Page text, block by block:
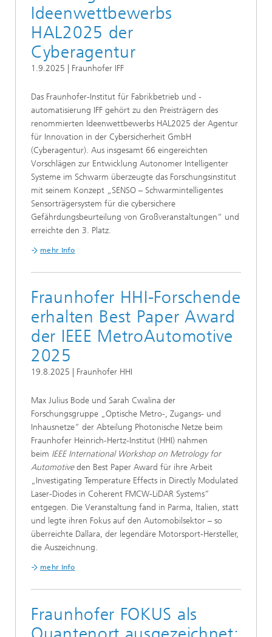
Ideenwettbewerbs
HAL2025 der
Cyberagentur
1.9.2025 | Fraunhofer IFF
Das Fraunhofer-Institut für Fabrikbetrieb und -
automatisierung IFF gehört zu den Preisträgern des
renommierten Ideenwettbewerbs HAL2025 der Agentur
für Innovation in der Cybersicherheit GmbH
(Cyberagentur). Aus insgesamt 66 eingereichten
Vorschlägen zur Entwicklung Autonomer Intelligenter
Systeme im Schwarm überzeugte das Forschungsinstitut
mit seinem Konzept „SENSO – Schwarmintelligentes
Sensorträgersystem für die cybersichere
Gefährdungsbeurteilung von Großveranstaltungen“ und
erreichte den 3. Platz.
mehr Info
Fraunhofer HHI-Forschende
erhalten Best Paper Award
der IEEE MetroAutomotive
2025
19.8.2025 | Fraunhofer HHI
Max Julius Bode und Sarah Cwalina der
Forschungsgruppe „Optische Metro-, Zugangs- und
Inhausnetze“ der Abteilung Photonische Netze beim
Fraunhofer Heinrich-Hertz-Institut (HHI) nahmen
beim IEEE International Workshop on Metrology for
Automotiveden Best Paper Award für ihre Arbeit
„Investigating Temperature Effects in Directly Modulated
Laser-Diodes in Coherent FMCW-LiDAR Systems”
entgegen. Die Veranstaltung fand in Parma, Italien, statt
und legte ihren Fokus auf den Automobilsektor – so
überreichte Dallara, der legendäre Motorsport-Hersteller,
die Auszeichnung.
mehr Info
Fraunhofer FOKUS als